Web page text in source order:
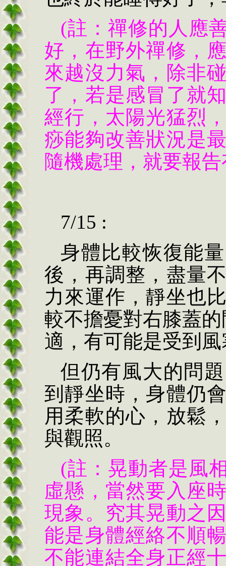
(註：禪修的人應
好，在野外禪修，
來越沒力氣，除非
了，若是感冒了就
經行，太陽光猛烈
痧能夠改善狀況是
隨機處理，就要報
7/15 :
身體比較恢復能
後，再調整，盡量
力來運作，靜坐也
較不擔憂對右膝蓋
適，有可能是受到
但仍有風大的問
到靜坐時，身體仍
用柔軟的心，放鬆
與觀照。
(註：晃動者是風
虛懸，當然要入座
現象。究其晃動之
能是身體經絡不順
不能連結全身正經